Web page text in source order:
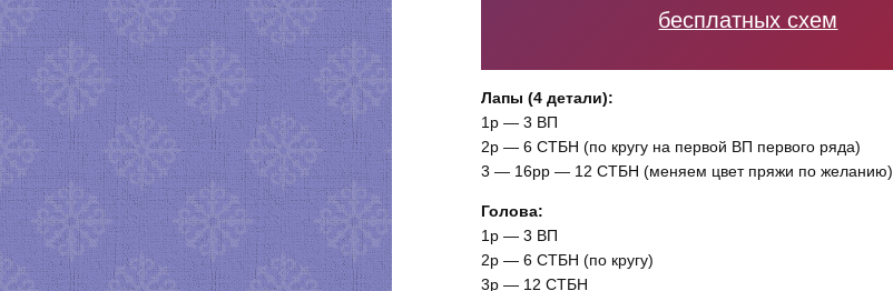
бесплатных схем
Лапы (4 детали):
1р — 3 ВП
2р — 6 СТБН (по кругу на первой ВП первого ряда)
3 — 16рр — 12 СТБН (меняем цвет пряжи по желанию)
Голова:
1р — 3 ВП
2р — 6 СТБН (по кругу)
3р — 12 СТБН